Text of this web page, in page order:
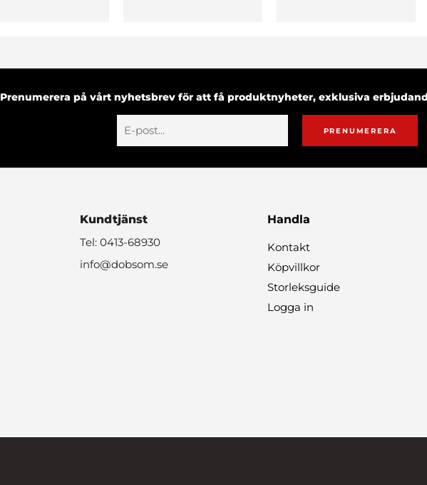
Prenumerera på vårt nyhetsbrev för att få produktnyheter, exklusiva
PRENUMERERA
Kundtjänst
Tel: 0413-68930
info@dobsom.se
Handla
Kontakt
Köpvillkor
Storleksguide
Logga in